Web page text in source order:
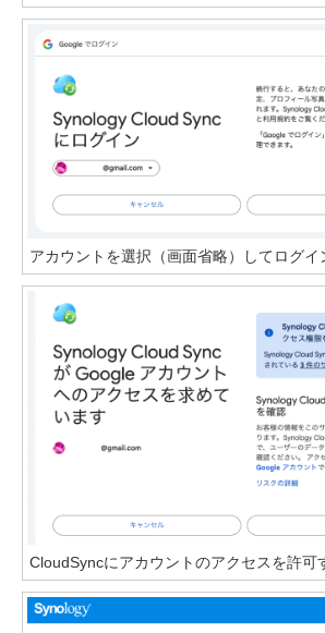
アカウントを選択（画面省略）してログイ
CloudSyncにアカウントのアクセスを許可